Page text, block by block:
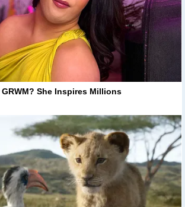
GRWM? She Inspires Millions